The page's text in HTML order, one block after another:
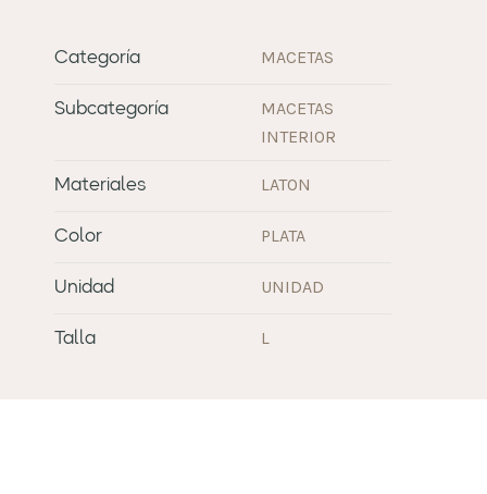
Categoría MACETAS
Subcategoría
MACETAS
INTERIOR
Materiales LATON
Color PLATA
Unidad UNIDAD
Talla L